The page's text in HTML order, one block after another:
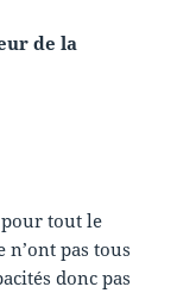
de la
tout le
n’ont pas tous
donc pas